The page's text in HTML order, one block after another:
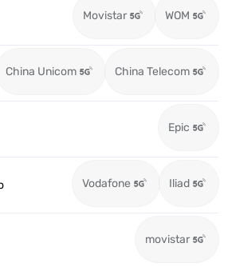
Movistar WOM
China Unicom China Telecom
Epic
Vodafone Iliad
movistar